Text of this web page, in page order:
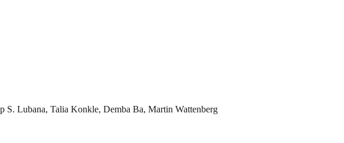
Lubana, Talia Konkle, Demba Ba, Martin Wattenberg